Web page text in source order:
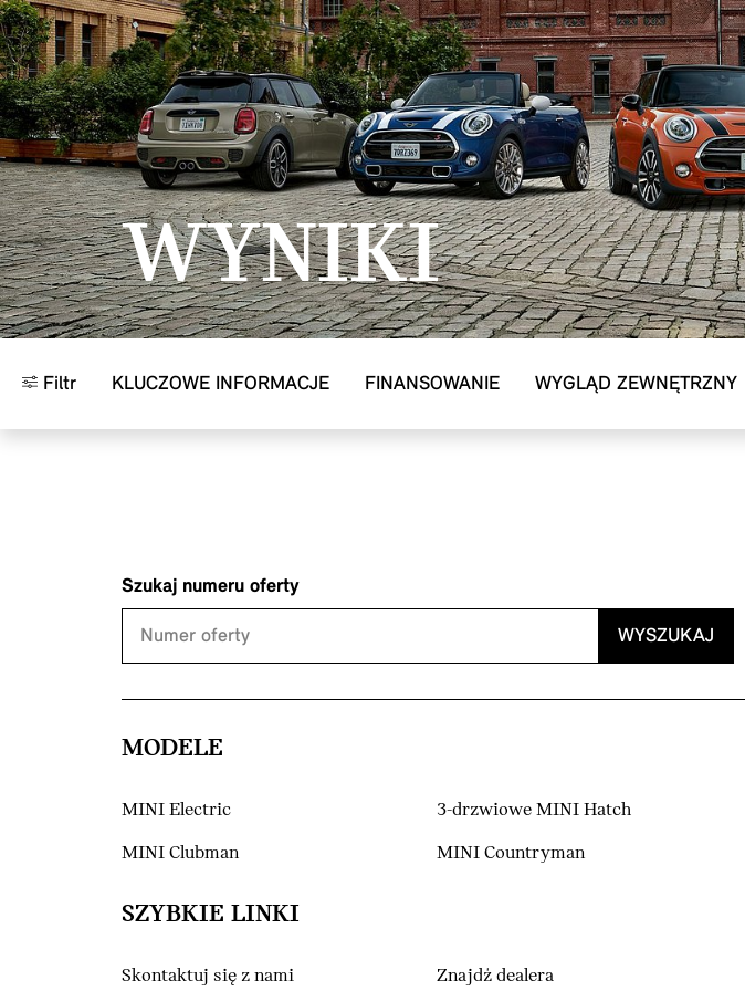
Przejdź do głównej treści
WYNIKI
Filtr KLUCZOWE INFORMACJE FINANSOWANIE WYGLĄD ZEWNĘTRZNY
Szukaj numeru oferty
WYSZUKAJ
MODELE
MINI Electric 3-drzwiowe MINI Hatch
MINI Clubman MINI Countryman
SZYBKIE LINKI
Skontaktuj się z nami Znajdź dealera